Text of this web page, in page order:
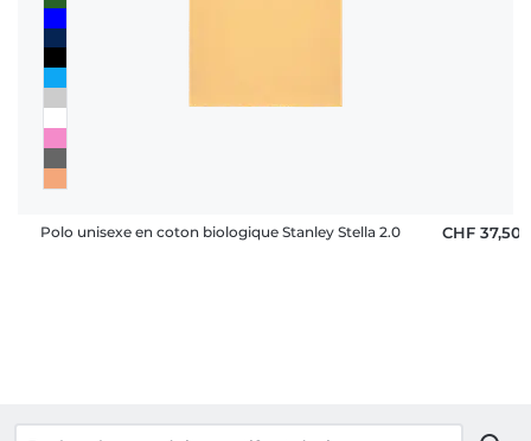
Polo unisexe en coton biologique Stanley Stella 2.0 CHF 37,50